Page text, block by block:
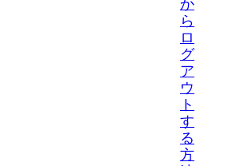
か
ら
ロ
グ
ア
ウ
ト
す
る
方